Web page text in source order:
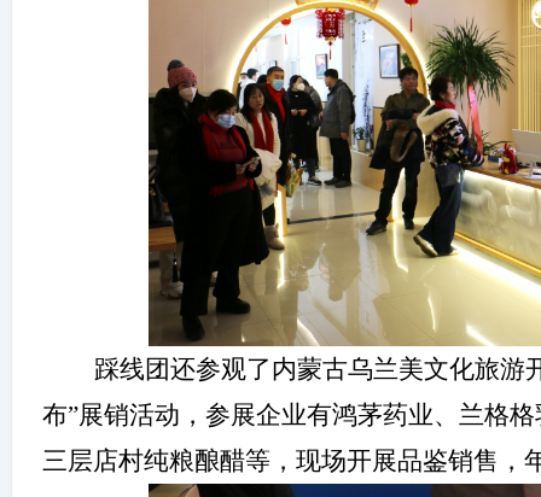
踩线团还参观了内蒙古乌兰美文化旅游
布”展销活动，参展企业有鸿茅药业、兰格
三层店村纯粮酿醋等，现场开展品鉴销售，